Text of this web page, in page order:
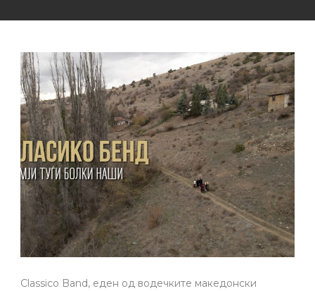
Classico Band, еден од водечките македонски